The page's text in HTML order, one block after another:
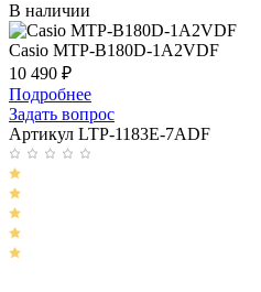
В наличии
Casio MTP-B180D-1A2VDF
10 490 ₽
Подробнее
Задать вопрос
Артикул LTP-1183E-7ADF